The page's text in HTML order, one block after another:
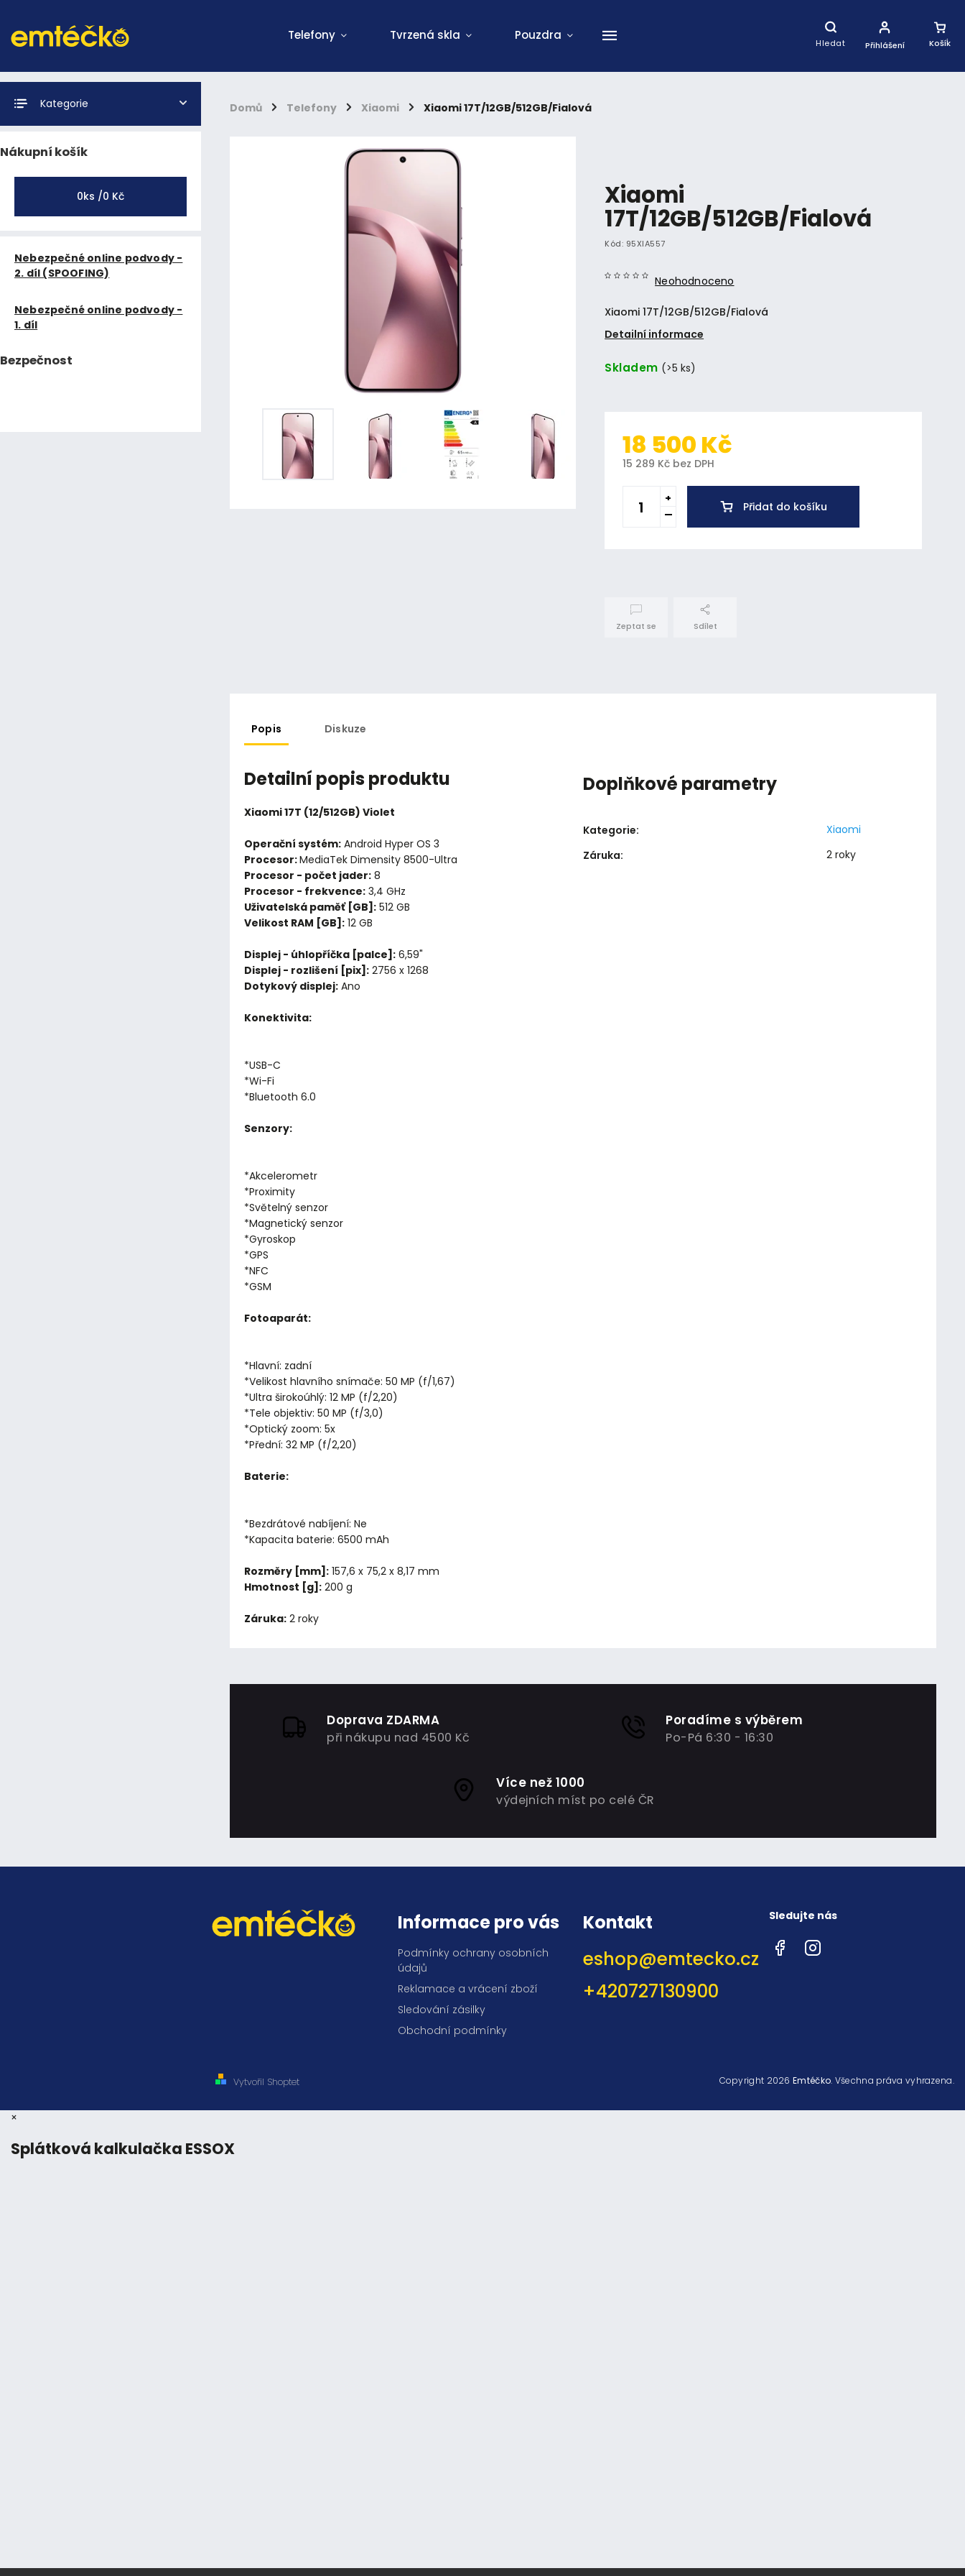
Hledat
Nákupní
Košík
Přihlášení
Telefony Tvrzená skla Pouzdra
Domů / Telefony / Xiaomi / Xiaomi 17T/12GB/512GB/Fialová
Kategorie
Nákupní košík
0ks /0 Kč
Nebezpečné online podvody -
2. díl (SPOOFING)
Nebezpečné online podvody -
1. díl
Bezpečnost
Xiaomi
17T/12GB/512GB/Fialová
Kód: 95XIA557
Neohodnoceno
Xiaomi 17T/12GB/512GB/Fialová
Detailní informace
Skladem (>5 ks)
18 500 Kč
15 289 Kč bez DPH
Přidat do košíku
Zeptat se Sdílet
Popis Diskuze
Detailní popis produktu
Xiaomi 17T (12/512GB) Violet
Operační systém: Android Hyper OS 3
Procesor:MediaTek Dimensity 8500-Ultra
Procesor - počet jader: 8
Procesor - frekvence: 3,4 GHz
Uživatelská paměť [GB]: 512 GB
Velikost RAM [GB]: 12 GB
Displej - úhlopříčka [palce]: 6,59"
Displej - rozlišení [pix]: 2756 x 1268
Dotykový displej: Ano
Konektivita:
*USB-C
*Wi-Fi
*Bluetooth 6.0
Senzory:
*Akcelerometr
*Proximity
*Světelný senzor
*Magnetický senzor
*Gyroskop
*GPS
*NFC
*GSM
Fotoaparát:
*Hlavní: zadní
*Velikost hlavního snímače: 50 MP (f/1,67)
*Ultra širokoúhlý: 12 MP (f/2,20)
*Tele objektiv: 50 MP (f/3,0)
*Optický zoom: 5x
*Přední: 32 MP (f/2,20)
Baterie:
*Bezdrátové nabíjení: Ne
*Kapacita baterie: 6500 mAh
Rozměry [mm]: 157,6 x 75,2 x 8,17 mm
Hmotnost [g]: 200 g
Záruka: 2 roky
Doplňkové parametry
Kategorie:
Xiaomi
Záruka: 2 roky
Doprava ZDARMA
při nákupu nad 4500 Kč
Poradíme s výběrem
Po-Pá 6:30 - 16:30
Více než 1000
výdejních míst po celé ČR
Informace pro vás
Podmínky ochrany osobních
údajů
Reklamace a vrácení zboží
Sledování zásilky
Obchodní podmínky
Kontakt
eshop@emtecko.cz
+420727130900
Sledujte nás
FacebookInstagram
Vytvořil Shoptet Copyright 2026Emtéčko. Všechna práva vyhrazena.
×
Splátková kalkulačka ESSOX